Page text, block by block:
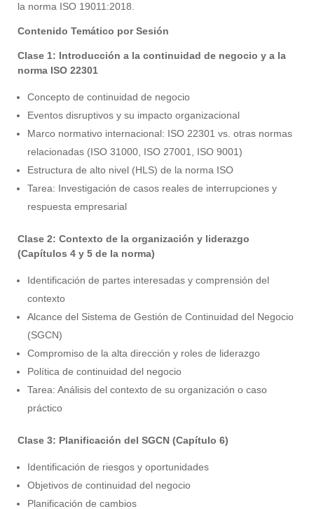
la norma ISO 19011:2018.
Contenido Temático por Sesión
Clase 1: Introducción a la continuidad de negocio y a la
norma ISO 22301
Concepto de continuidad de negocio
Eventos disruptivos y su impacto organizacional
Marco normativo internacional: ISO 22301 vs. otras normas
relacionadas (ISO 31000, ISO 27001, ISO 9001)
Estructura de alto nivel (HLS) de la norma ISO
Tarea: Investigación de casos reales de interrupciones y
respuesta empresarial
Clase 2: Contexto de la organización y liderazgo
(Capítulos 4 y 5 de la norma)
Identificación de partes interesadas y comprensión del
contexto
Alcance del Sistema de Gestión de Continuidad del Negocio
(SGCN)
Compromiso de la alta dirección y roles de liderazgo
Política de continuidad del negocio
Tarea: Análisis del contexto de su organización o caso
práctico
Clase 3: Planificación del SGCN (Capítulo 6)
Identificación de riesgos y oportunidades
Objetivos de continuidad del negocio
Planificación de cambios